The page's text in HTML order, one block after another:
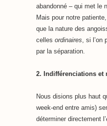
abandonné – qui met le
Mais pour notre
que la nature des
celles ordinaires, si l’on
par la séparation.
2. Indifférenciations et
Nous disions plus haut
week-end entre amis)
déterminer directement l’